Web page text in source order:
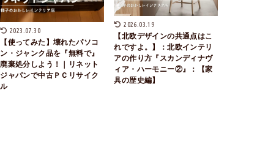
2023.07.30
【使ってみた】壊れたパソコ
ン・ジャンク品を『無料で』
廃棄処分しよう！｜リネット
ジャパンで中古ＰＣリサイク
ル
2026.03.19
【北欧デザインの共通点はこ
れですよ。】：北欧インテリ
アの作り方『スカンディナヴ
ィア・ハーモニー②』：【家
具の歴史編】